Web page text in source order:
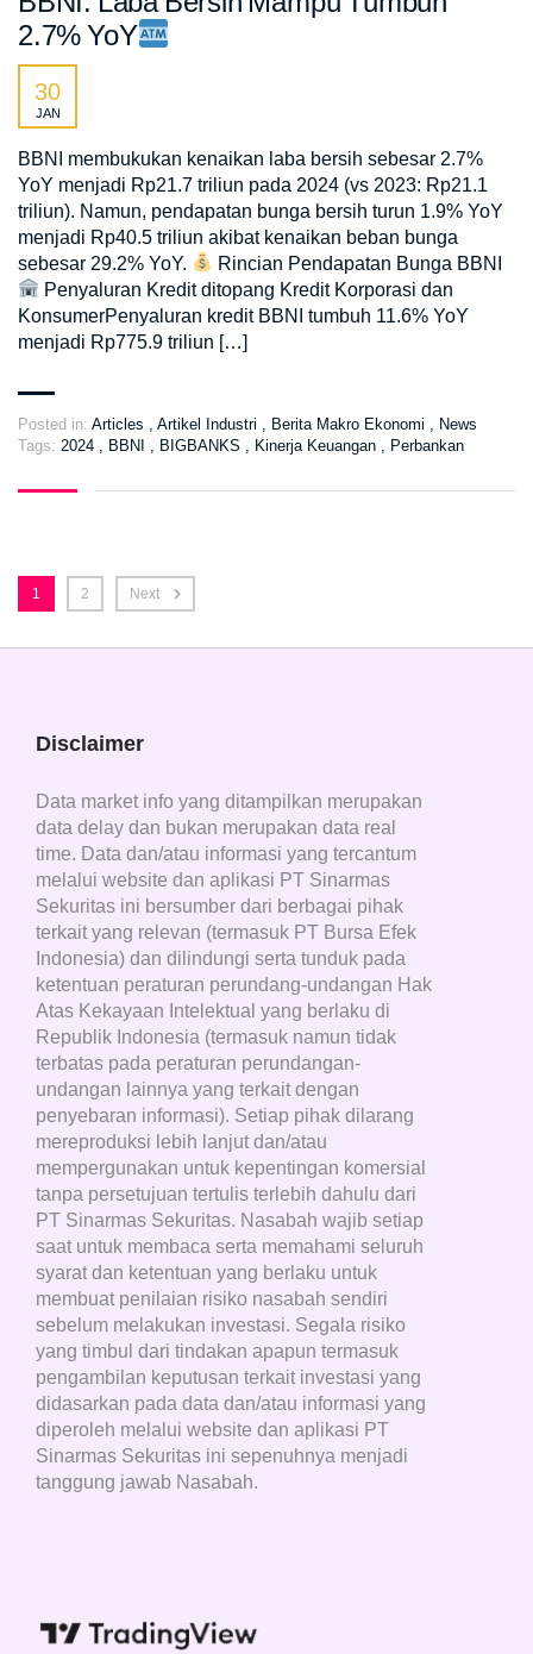
2.7% YoY
30
JAN
BBNI membukukan kenaikan laba bersih sebesar 2.7%
YoY menjadi Rp21.7 triliun pada 2024 (vs 2023: Rp21.1
triliun). Namun, pendapatan bunga bersih turun 1.9% YoY
menjadi Rp40.5 triliun akibat kenaikan beban bunga
sebesar 29.2% YoY.
Rincian Pendapatan Bunga BBNI
Penyaluran Kredit ditopang Kredit Korporasi dan
KonsumerPenyaluran kredit BBNI tumbuh 11.6% YoY
menjadi Rp775.9 triliun […]
Posted in: Articles Artikel Industri Berita Makro Ekonomi
News
Tags: 2024 BBNI BIGBANKS Kinerja Keuangan Perbankan
1 2 Next
Disclaimer
Data market info yang ditampilkan merupakan
data delay dan bukan merupakan data real
time. Data dan/atau informasi yang tercantum
melalui website dan aplikasi PT Sinarmas
Sekuritas ini bersumber dari berbagai pihak
terkait yang relevan (termasuk PT Bursa Efek
Indonesia) dan dilindungi serta tunduk pada
ketentuan peraturan perundang-undangan Hak
Atas Kekayaan Intelektual yang berlaku di
Republik Indonesia (termasuk namun tidak
terbatas pada peraturan perundangan-
undangan lainnya yang terkait dengan
penyebaran informasi). Setiap pihak dilarang
mereproduksi lebih lanjut dan/atau
mempergunakan untuk kepentingan komersial
tanpa persetujuan tertulis terlebih dahulu dari
PT Sinarmas Sekuritas. Nasabah wajib setiap
saat untuk membaca serta memahami seluruh
syarat dan ketentuan yang berlaku untuk
membuat penilaian risiko nasabah sendiri
sebelum melakukan investasi. Segala risiko
yang timbul dari tindakan apapun termasuk
pengambilan keputusan terkait investasi yang
didasarkan pada data dan/atau informasi yang
diperoleh melalui website dan aplikasi PT
Sinarmas Sekuritas ini sepenuhnya menjadi
tanggung jawab Nasabah.